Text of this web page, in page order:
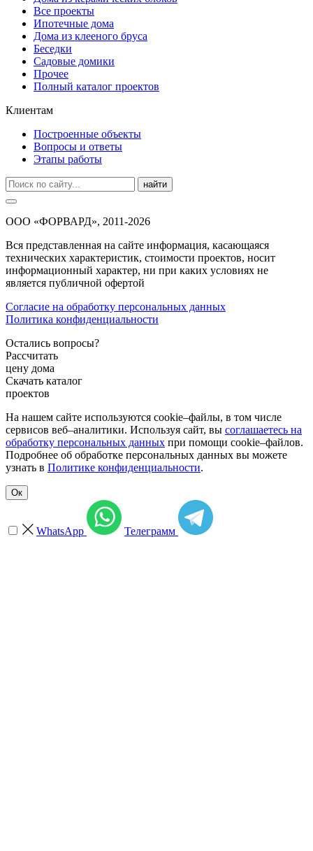
Все проекты
Ипотечные дома
Дома из клееного бруса
Беседки
Садовые домики
Прочее
Полный каталог проектов
Клиентам
Построенные объекты
Вопросы и ответы
Этапы работы
найти
ООО «ФОРВАРД», 2011-2026
Вся представленная на сайте информация, касающаяся
технических характеристик, стоимости проектов, носит
информационный характер, ни при каких условиях не
является публичной офертой
Согласие на обработку персональных данных
Политика конфиденциальности
Остались вопросы?
Рассчитать
цену дома
Скачать каталог
проектов
На нашем сайте используются cookie–файлы, в том числе
сервисов веб–аналитики. Используя сайт, вы соглашаетесь на
обработку персональных данных при помощи cookie–файлов.
Подробнее об обработке персональных данных вы можете
узнать в Политике конфиденциальности.
Ок
WhatsApp Телеграмм